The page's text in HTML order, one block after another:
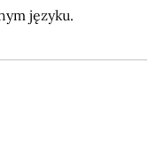
języku.